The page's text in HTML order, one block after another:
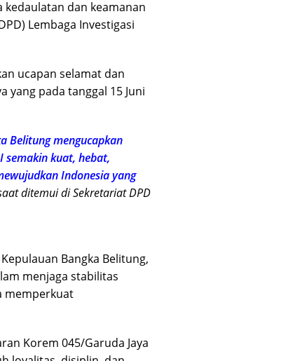
kedaulatan dan keamanan
Lembaga Investigasi
ucapan selamat dan
yang pada tanggal 15 Juni
Belitung mengucapkan
semakin kuat, hebat,
Indonesia yang
ditemui di Sekretariat DPD
Bangka Belitung,
menjaga stabilitas
memperkuat
Korem 045/Garuda Jaya